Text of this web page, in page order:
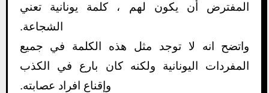
المفترض أن يكون لهم ، كلمة يونانية تعني
الشجاعة.
واتضح انه لا توجد مثل هذه الكلمة في جميع
المفردات اليونانية ولكنه كان بارع في الكذب
وإقناع افراد عصابته.